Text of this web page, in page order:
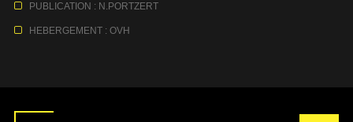
PUBLICATION : N.PORTZERT
HEBERGEMENT : OVH